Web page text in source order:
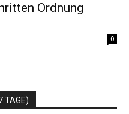
Ordnung
0
TAGE)